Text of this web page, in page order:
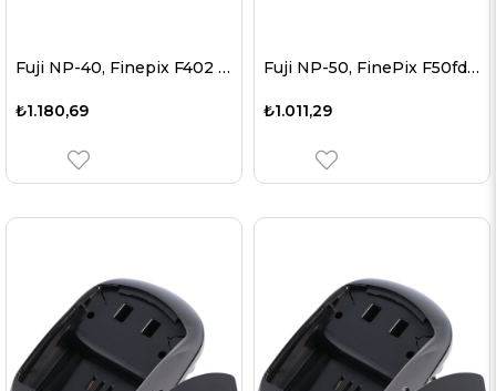
Fuji NP-40, Finepix F402 için uygun AccuCell hızlı şarj cihazı
₺1.180,69
Fuji NP-50, FinePix F50fd için uygun AccuCell şarj cihazı
₺1.011,29